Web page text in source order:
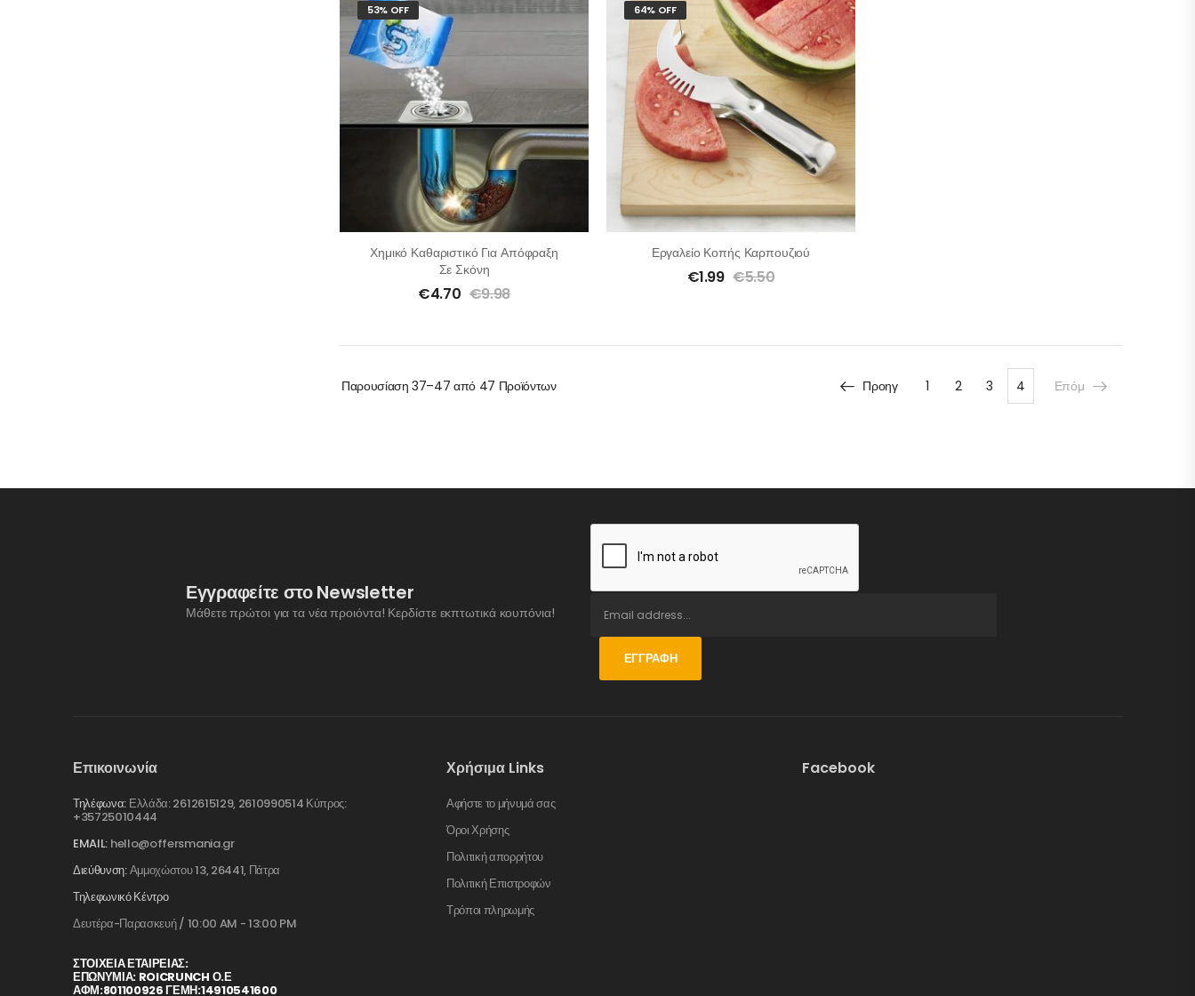
53% OFF
Χημικό Καθαριστικό Για Απόφραξη
Σε Σκόνη
€4.70 €9.98
64% OFF
Εργαλείο Κοπής Καρπουζιού
€1.99 €5.50
Παρουσίαση37–47 από 47 Προϊόντων Προηγ 1 2 3 4 Επόμ
Εγγραφείτε στο Newsletter
Μάθετε πρώτοι για τα νέα προιόντα! Κερδίστε εκπτωτικά κουπόνια!
ΕΓΓΡΑΦΉ
Επικοινωνία
Τηλέφωνα: Ελλάδα: 2612615129, 2610990514 Κύπρος:
+35725010444
EMAIL: hello@offersmania.gr
Διεύθυνση:Αμμοχώστου 13, 26441, Πάτρα
Τηλεφωνικό Κέντρο
Δευτέρα-Παρασκευή / 10:00 AM - 13:00 PM
ΣΤΟΙΧΕΊΑ ΕΤΑΙΡΕΊΑΣ:
ΕΠΩΝΥΜΙΑ: ROICRUNCH Ο.Ε
ΑΦΜ:801100926 ΓΕΜΗ:14910541600
Χρήσιμα Links
Αφήστε το μήνυμά σας
Όροι Χρήσης
Πολιτική απορρήτου
Πολιτική Επιστροφών
Τρόποι πληρωμής
Facebook